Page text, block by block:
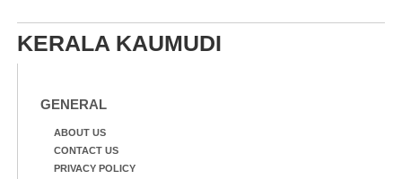
KERALA KAUMUDI
GENERAL
ABOUT US
CONTACT US
PRIVACY POLICY